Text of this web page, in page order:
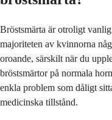
Bröstsmärta är otroligt
majoriteten av kvinnorna
oroande, särskilt när du
bröstsmärtor på normala
enkla problem som dåligt
medicinska tillstånd.